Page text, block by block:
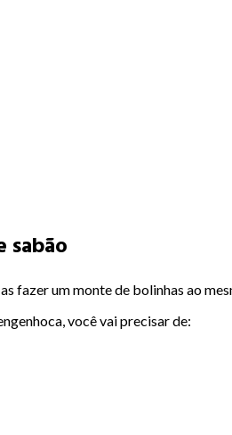
sabão
fazer um monte de bolinhas ao
você vai precisar de: